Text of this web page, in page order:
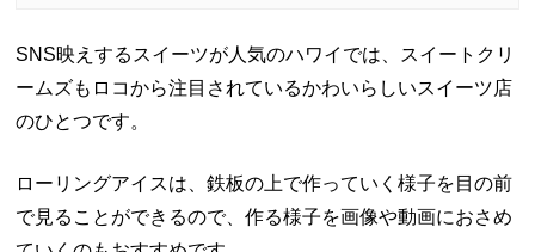
SNS映えするスイーツが人気のハワイでは、スイートクリ
ームズもロコから注目されているかわいらしいスイーツ店
のひとつです。
ローリングアイスは、鉄板の上で作っていく様子を目の前
で見ることができるので、作る様子を画像や動画におさめ